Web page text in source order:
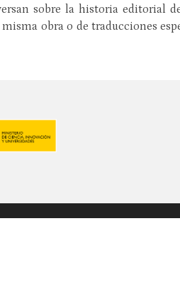
sobre la historia editorial
obra o de traducciones